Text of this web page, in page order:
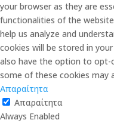
your browser as they are
functionalities of the
help us analyze and
cookies will be stored in
also have the option to
some of these cookies may
Απαραίτητα
Απαραίτητα
Always Enabled